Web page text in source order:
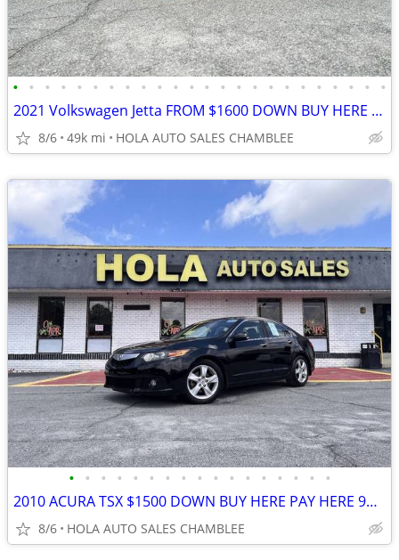
• • • • • • • • • • • • • • • • • • • • • • • •
2021 Volkswagen Jetta FROM $1600 DOWN BUY HERE PAY HERE NO CREDIT NO P
8/6 49k mi HOLA AUTO SALES CHAMBLEE
• • • • • • • • • • • • • • • • •
2010 ACURA TSX $1500 DOWN BUY HERE PAY HERE 9% APR EASY FINANCING FREE
8/6 HOLA AUTO SALES CHAMBLEE